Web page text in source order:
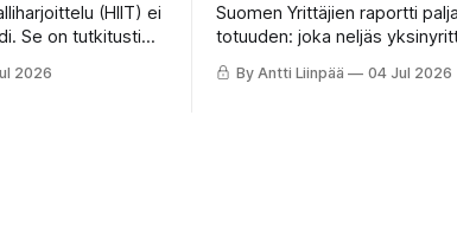
(HIIT) ei
Se on tutkitusti
lyhyessä
2026
Suomen Yrittäjien raportti
totuuden: joka neljäs
alle 20 000 € vuodessa. Miksi
ammattilainen polkee
By Antti Liinpää 04 Jul 2026